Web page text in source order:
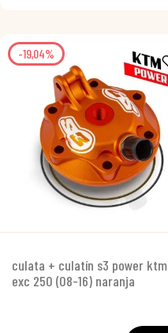
-19,04%
culata + culatín s3 power ktm
exc 250 (08-16) naranja